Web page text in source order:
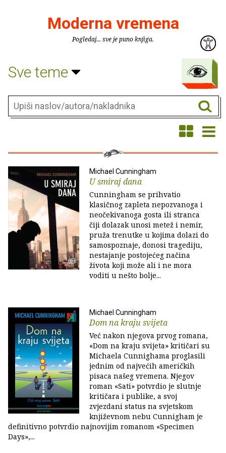
Moderna vremena
Pogledaj... sve je puno knjiga.
Sve teme
Michael Cunningham
U smiraj dana
Cunningham se prihvatio
klasičnog zapleta nepozvanoga i
neočekivanoga gosta ili stranca
čiji dolazak unosi metež i nemir,
pruža trenutke u kojima dolazi do
samospoznaje, donosi tragediju,
nestajanje postojećeg načina
života koji može ali i ne mora
voditi u nešto bolje...
Michael Cunningham
Dom na kraju svijeta
Već nakon njegova prvog romana,
«Dom na kraju svijeta» kritičari su
Michaela Cunnighama proglasili
jednim od najvećih američkih
pisaca našeg vremena. Njegov
roman «Sati» potvrdio je slutnje
kritičara i publike, a svoj
zvjezdani status na svjetskom
književnom nebu Cunnigham je
definitivno potvrdio najnovijim romanom «Specimen
Days»,...